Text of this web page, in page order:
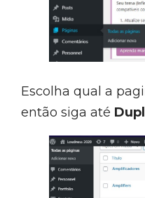
Escolha qual a
então siga até